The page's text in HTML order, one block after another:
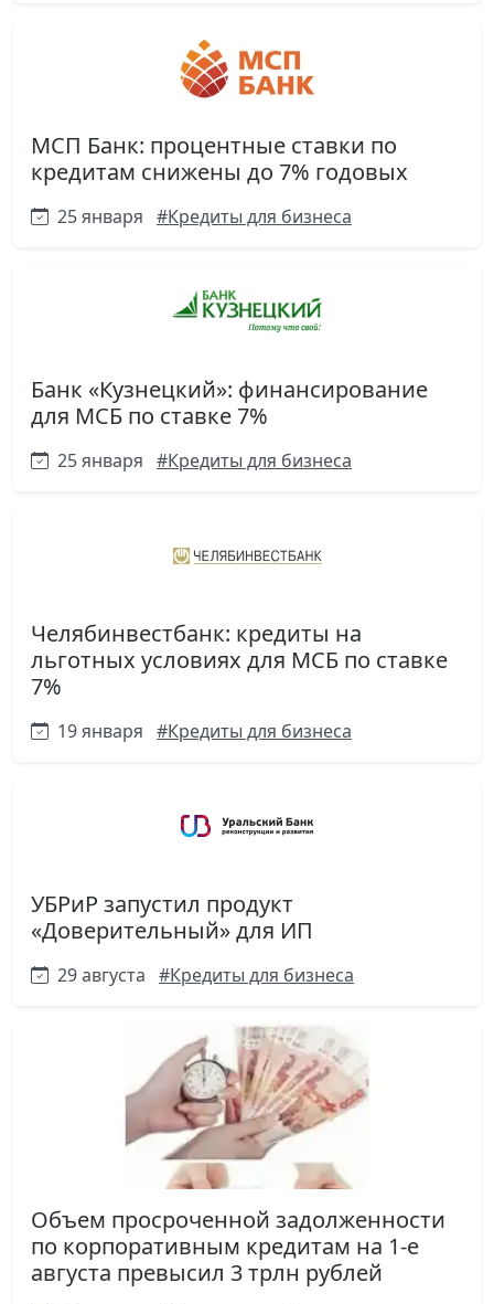
МСП Банк: процентные ставки по
кредитам снижены до 7% годовых
25 января #Кредиты для бизнеса
Банк «Кузнецкий»: финансирование
для МСБ по ставке 7%
25 января #Кредиты для бизнеса
Челябинвестбанк: кредиты на
льготных условиях для МСБ по ставке
7%
19 января #Кредиты для бизнеса
УБРиР запустил продукт
«Доверительный» для ИП
29 августа #Кредиты для бизнеса
Объем просроченной задолженности
по корпоративным кредитам на 1-е
августа превысил 3 трлн рублей